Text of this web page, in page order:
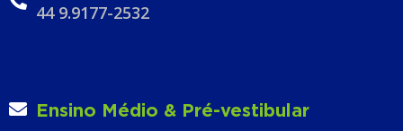
44 9.9177-2532
Ensino Médio & Pré-vestibular